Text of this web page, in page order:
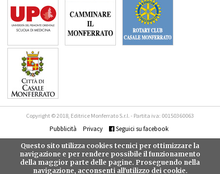
Copyright © 2018, Editrice Monferrato S.r.l. - Partita iva: 00150360063
Pubblicità Privacy Seguici su facebook
Questo sito utilizza cookies tecnici per ottimizzare la
navigazione e per rendere possibile il funzionamento
della maggior parte delle pagine. Proseguendo nella
navigazione, acconsenti all'utilizzo dei cookie.